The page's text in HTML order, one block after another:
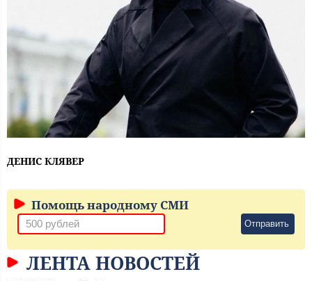
ДЕНИС КЛЯВЕР
Помощь народному СМИ
Отправить
ЛЕНТА НОВОСТЕЙ